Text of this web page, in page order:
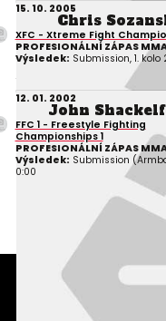
15. 10. 2005
Chris
XFC - Xtreme Fight
PROFESIONÁLNÍ ZÁPAS
Výsledek: Submission, 1. kolo
12. 01. 2002
John
FFC 1 - Freestyle Fighting
Championships 1
PROFESIONÁLNÍ ZÁPAS
Výsledek: Submission
0:00
Podmínky
Souhlas s